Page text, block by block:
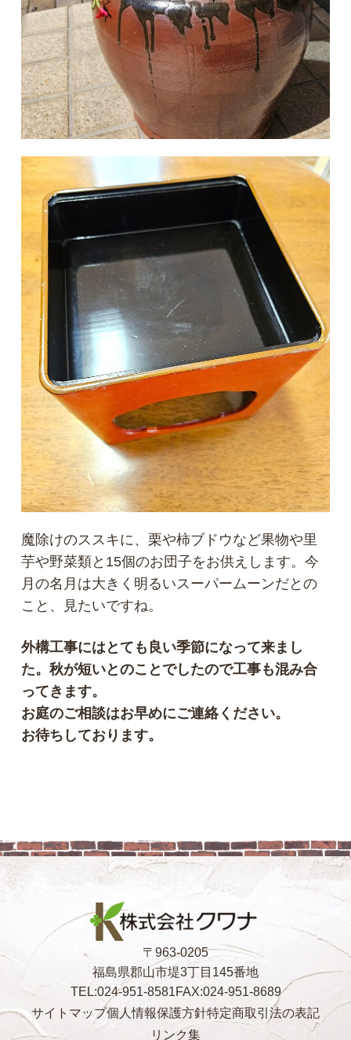
魔除けのススキに、栗や柿ブドウなど果物や里
芋や野菜類と15個のお団子をお供えします。今
月の名月は大きく明るいスーパームーンだとの
こと、見たいですね。
外構工事にはとても良い季節になって来まし
た。秋が短いとのことでしたので工事も混み合
ってきます。
お庭のご相談はお早めにご連絡ください。
お待ちしております。
〒963-0205
福島県郡山市堤3丁目145番地
TEL:024-951-8581FAX:024-951-8689
サイトマップ個人情報保護方針特定商取引法の表記
リンク集